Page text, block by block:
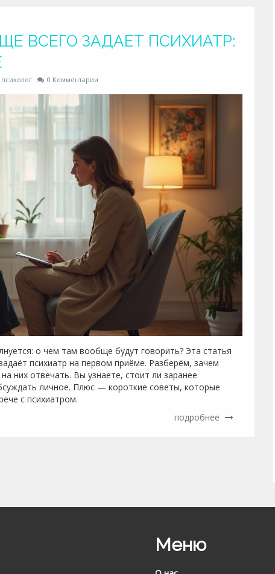
ВСЕГО ЗАДАЕТ ПСИХИАТР:
0 Комментарии
о чем там вообще будут говорить? Эта статья
психиатр на первом приёме. Разберём, зачем
них отвечать. Вы узнаете, стоит ли заранее
личное. Плюс — короткие советы, которые
с психиатром.
подробнее
Меню